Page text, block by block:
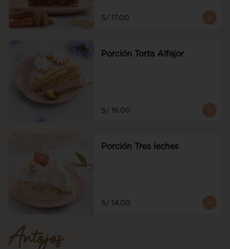
S/ 17.00
Porción Torta Alfajor
S/ 16.00
Porción Tres leches
S/ 14.00
Antojos